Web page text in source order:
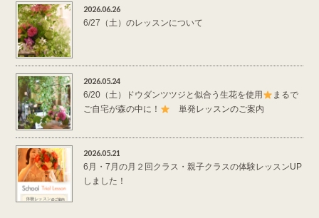
2026.06.26
6/27（土）のレッスンについて
2026.05.24
6/20（土）ドウダンツツジと似合う生花を使用
まるで
ご自宅が森の中に！
単発レッスンのご案内
2026.05.21
6月・7月の月２回クラス・親子クラスの体験レッスンUP
しました！